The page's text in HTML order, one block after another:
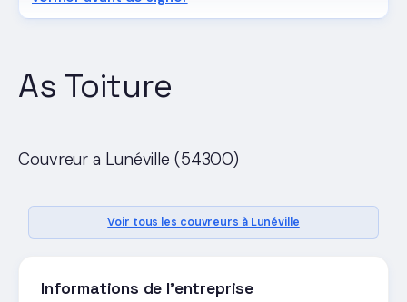
As Toiture
Couvreur a Lunéville (54300)
Voir tous les couvreurs à Lunéville
Informations de l'entreprise